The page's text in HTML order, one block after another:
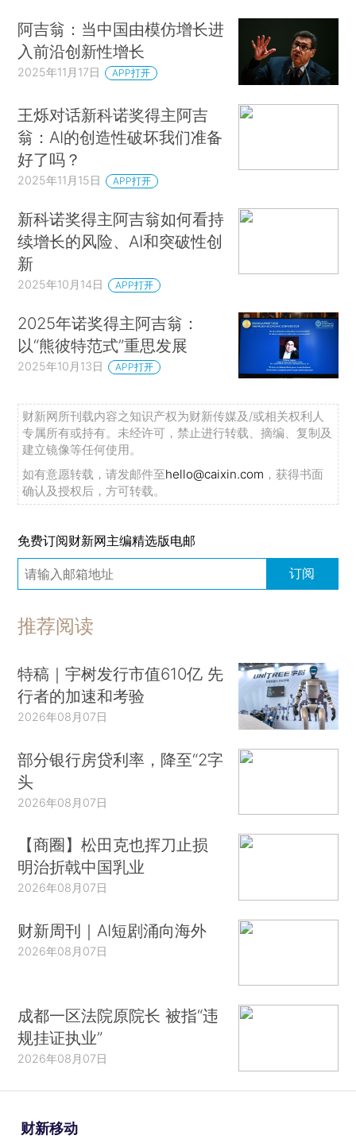
阿吉翁：当中国由模仿增长进
入前沿创新性增长
2025年11月17日 APP打开
王烁对话新科诺奖得主阿吉
翁：AI的创造性破坏我们准备
好了吗？
2025年11月15日 APP打开
新科诺奖得主阿吉翁如何看持
续增长的风险、AI和突破性创
新
2025年10月14日 APP打开
2025年诺奖得主阿吉翁：
以“熊彼特范式”重思发展
2025年10月13日 APP打开
财新网所刊载内容之知识产权为财新传媒及/或相关权利人
专属所有或持有。未经许可，禁止进行转载、摘编、复制及
建立镜像等任何使用。
如有意愿转载，请发邮件至hello@caixin.com ，获得书面
确认及授权后，方可转载。
免费订阅财新网主编精选版电邮
订阅
推荐阅读
特稿｜宇树发行市值610亿 先
行者的加速和考验
2026年08月07日
部分银行房贷利率，降至“2字
头
2026年08月07日
【商圈】松田克也挥刀止损
明治折戟中国乳业
2026年08月07日
财新周刊｜AI短剧涌向海外
2026年08月07日
成都一区法院原院长 被指“违
规挂证执业”
2026年08月07日
财新移动